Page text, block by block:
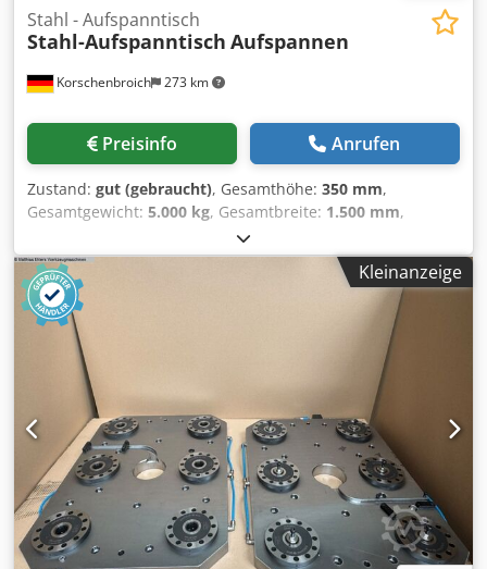
Korschenbroich 273 km
Stahl - Aufspanntisch
Stahl-Aufspanntisch Aufspannen
Preisinfo Anrufen
Zustand: gut (gebraucht), Gesamthöhe: 350 mm,
Gesamtgewicht: 5.000 kg, Gesamtbreite: 1.500 mm,
, Gesamtlänge:
Aufspanntisch 4200 x 1500 x 350 mm Cedeuzaafepfx Acgjrf
Gewicht ca.5000 kg
Kleinanzeige